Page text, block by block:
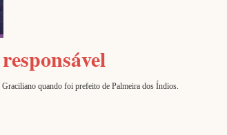
quando foi prefeito de Palmeira dos Índios.